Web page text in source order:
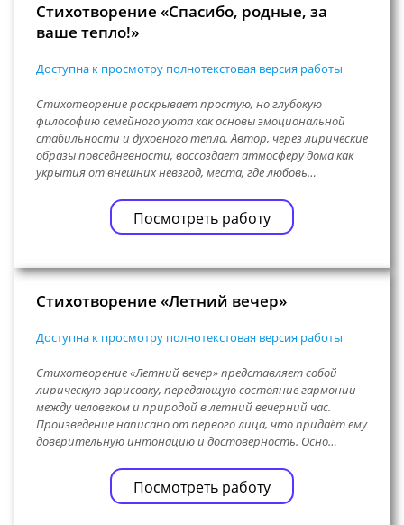
Стихотворение «Спасибо, родные, за
ваше тепло!»
Доступна к просмотру полнотекстовая версия работы
Стихотворение раскрывает простую, но глубокую
философию семейного уюта как основы эмоциональной
стабильности и духовного тепла. Автор, через лирические
образы повседневности, воссоздаёт атмосферу дома как
укрытия от внешних невзгод, места, где любовь…
Посмотреть работу
Стихотворение «Летний вечер»
Доступна к просмотру полнотекстовая версия работы
Стихотворение «Летний вечер» представляет собой
лирическую зарисовку, передающую состояние гармонии
между человеком и природой в летний вечерний час.
Произведение написано от первого лица, что придаёт ему
доверительную интонацию и достоверность. Осно…
Посмотреть работу